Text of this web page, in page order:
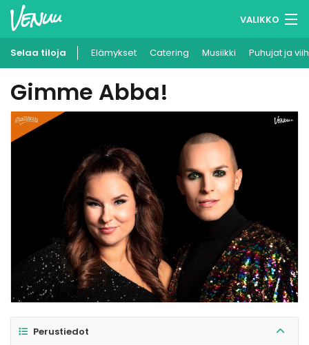
VALIKKO
Muistilistasi
Kirjaudu
Suomi
Ilmoita kohteesi
Selaa tiloja Elämykset Catering Musiikki Puhujat ja
Gimme Abba!
Perustiedot